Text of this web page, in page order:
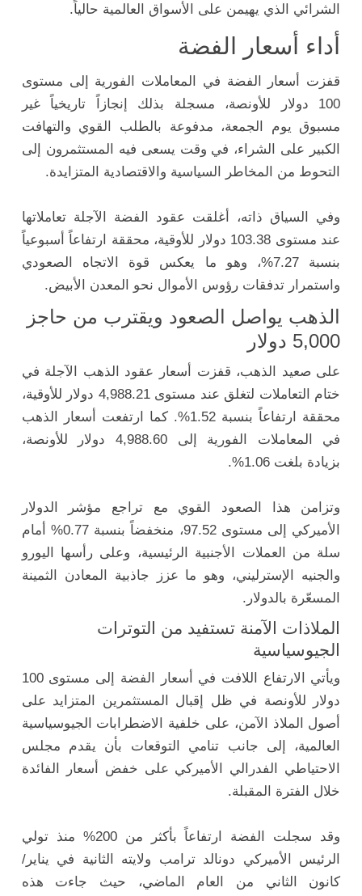
الشرائي الذي يهيمن على الأسواق العالمية حالياً.
أداء أسعار الفضة
قفزت أسعار الفضة في المعاملات الفورية إلى مستوى
100 دولار للأونصة، مسجلة بذلك إنجازاً تاريخياً غير
مسبوق يوم الجمعة، مدفوعة بالطلب القوي والتهافت
الكبير على الشراء، في وقت يسعى فيه المستثمرون إلى
التحوط من المخاطر السياسية والاقتصادية المتزايدة.
وفي السياق ذاته، أغلقت عقود الفضة الآجلة تعاملاتها
عند مستوى 103.38 دولار للأوقية، محققة ارتفاعاً أسبوعياً
بنسبة 7.27%، وهو ما يعكس قوة الاتجاه الصعودي
واستمرار تدفقات رؤوس الأموال نحو المعدن الأبيض.
الذهب يواصل الصعود ويقترب من حاجز
5,000 دولار
على صعيد الذهب، قفزت أسعار عقود الذهب الآجلة في
ختام التعاملات لتغلق عند مستوى 4,988.21 دولار للأوقية،
محققة ارتفاعاً بنسبة 1.52%. كما ارتفعت أسعار الذهب
في المعاملات الفورية إلى 4,988.60 دولار للأونصة،
بزيادة بلغت 1.06%.
وتزامن هذا الصعود القوي مع تراجع مؤشر الدولار
الأميركي إلى مستوى 97.52، منخفضاً بنسبة 0.77% أمام
سلة من العملات الأجنبية الرئيسية، وعلى رأسها اليورو
والجنيه الإسترليني، وهو ما عزز جاذبية المعادن الثمينة
المسعّرة بالدولار.
الملاذات الآمنة تستفيد من التوترات
الجيوسياسية
ويأتي الارتفاع اللافت في أسعار الفضة إلى مستوى 100
دولار للأونصة في ظل إقبال المستثمرين المتزايد على
أصول الملاذ الآمن، على خلفية الاضطرابات الجيوسياسية
العالمية، إلى جانب تنامي التوقعات بأن يقدم مجلس
الاحتياطي الفدرالي الأميركي على خفض أسعار الفائدة
خلال الفترة المقبلة.
وقد سجلت الفضة ارتفاعاً بأكثر من 200% منذ تولي
الرئيس الأميركي دونالد ترامب ولايته الثانية في يناير/
كانون الثاني من العام الماضي، حيث جاءت هذه